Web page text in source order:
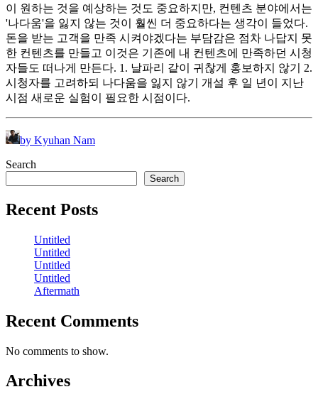
이 원하는 것을 예상하는 것도 중요하지만, 컨텐츠 분야에서는
'나다움'을 잃지 않는 것이 훨씬 더 중요하다는 생각이 들었다.
돈을 받는 고객을 만족 시켜야겠다는 부담감은 점차 나답지 못
한 컨텐츠를 만들고 이것은 기존에 내 컨텐츠에 만족하던 시청
자들도 떠나게 만든다. 1. 날파리 같이 귀찮게 홍보하지 않기 2.
시청자를 고려하되 나다움을 잃지 않기 개설 후 일 년이 지난
시점 새로운 실험이 필요한 시점이다.
by Kyuhan Nam
Search
Search
Recent Posts
Untitled
Untitled
Untitled
Untitled
Aftermath
Recent Comments
No comments to show.
Archives